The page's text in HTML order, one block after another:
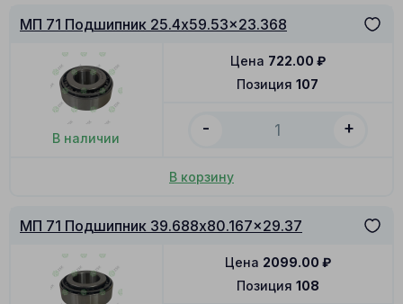
МП 71 Подшипник 25.4x59.53x23.368
В наличии
Позиция 107
Цена 722.00 ₽
- +
В корзину
МП 71 Подшипник 39.688x80.167x29.37
Позиция 108
Цена 2099.00 ₽